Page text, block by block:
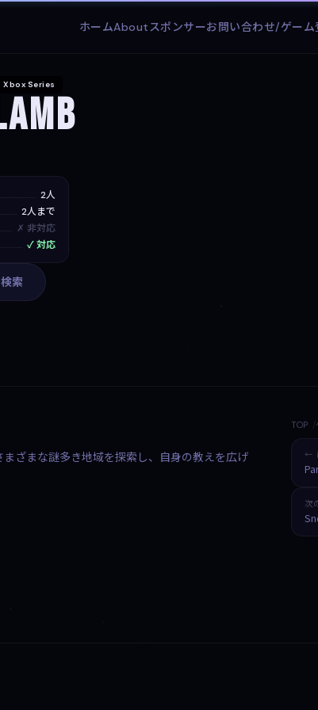
ホームAboutスポンサーお問い合わせ/ゲーム
Xbox Series
2人
2人まで
✗ 非対応
✓ 対応
索
ざまな謎多き地域を探索し、自身の教えを広げ
TOP
←
次